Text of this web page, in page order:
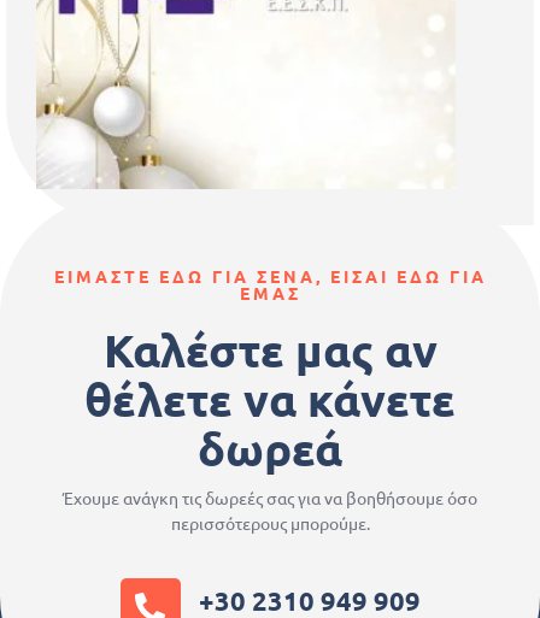
ΕΙΜΑΣΤΕ ΕΔΩ ΓΙΑ ΣΕΝΑ, ΕΙΣΑΙ ΕΔΩ ΓΙΑ
ΕΜΑΣ
Καλέστε μας αν
θέλετε να κάνετε
δωρεά
Έχουμε ανάγκη τις δωρεές σας για να βοηθήσουμε όσο
περισσότερους μπορούμε.
+30 2310 949 909